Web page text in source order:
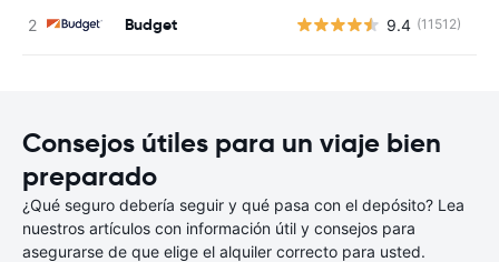
Budget 9.4 (11512)
Consejos útiles para un viaje bien
preparado
¿Qué seguro debería seguir y qué pasa con el depósito? Lea
nuestros artículos con información útil y consejos para
asegurarse de que elige el alquiler correcto para usted.